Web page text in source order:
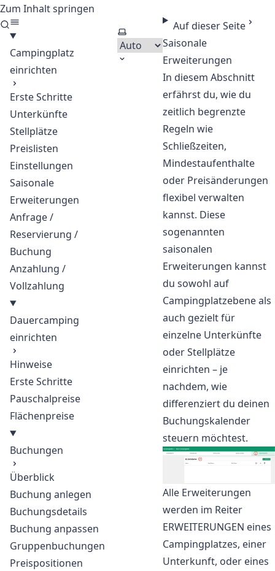
Zum Inhalt springen
CloudCamping - Software
Campingplatz
einrichten
Erste Schritte
Unterkünfte
Stellplätze
Preislisten
Einstellungen
Saisonale
Erweiterungen
Anfrage /
Reservierung /
Buchung
Anzahlung /
Vollzahlung
Dauercamping
einrichten
Hinweise
Erste Schritte
Pauschalpreise
Flächenpreise
Buchungen
Überblick
Buchung anlegen
Buchungsdetails
Buchung anpassen
Gruppenbuchungen
Preispositionen
Thema auswählen
Auf dieser Seite
Saisonale
Erweiterungen
In diesem Abschnitt
erfährst du, wie du
zeitlich begrenzte
Regeln wie
Schließzeiten,
Mindestaufenthalte
oder Preisänderungen
flexibel verwalten
kannst. Diese
sogenannten
saisonalen
Erweiterungen kannst
du sowohl auf
Campingplatzebene als
auch gezielt für
einzelne Unterkünfte
oder Stellplätze
einrichten – je
nachdem, wie
differenziert du deinen
Buchungskalender
steuern möchtest.
Alle Erweiterungen
werden im Reiter
ERWEITERUNGEN eines
Campingplatzes, einer
Unterkunft, oder eines